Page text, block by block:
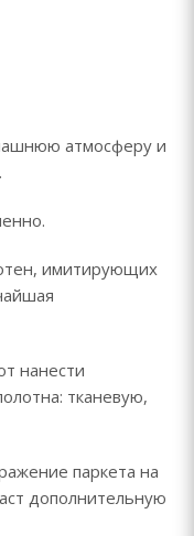
атмосферу и
имитирующих
нанести
тканевую,
паркета на
дополнительную